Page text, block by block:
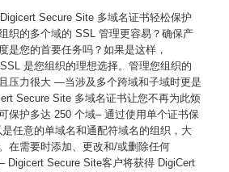
Secure Site 多域名证书轻松保护
织的多个域的 SSL 管理更容易？确保产
是您的首要任务吗？如果是这样，
是您组织的理想选择。管理您组织的
压力很大 —当涉及多个跨域和子域时更是
Secure Site 多域名证书让您不再为此烦
保护多达 250 个域– 通过使用单个证书保
任意的单域名和通配符域名的组织，大
在需要时添加、更改和/或删除任何
Digicert Secure Site客户将获得 DigiCert